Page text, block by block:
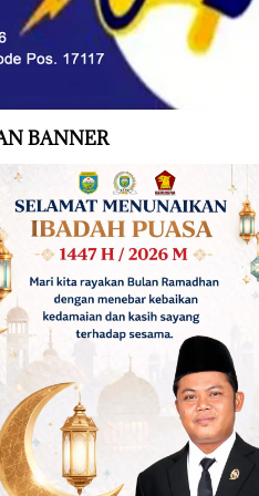
BANNER